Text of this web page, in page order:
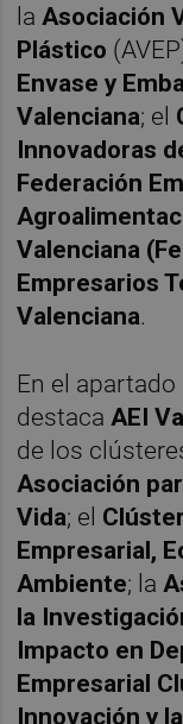
laAsociación
Plástico
Envase y
Valenciana; el
Innovadoras
Federación
Valenciana
Empresarios
Valenciana.
En el
destacaAEI
de los
Asociación
Vida; el
Empresarial,
Ambiente; la
la
Impacto en
Empresarial
Innovación y